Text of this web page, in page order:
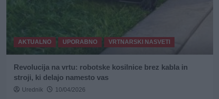
AKTUALNO UPORABNO VRTNARSKI NASVETI
Revolucija na vrtu: robotske kosilnice brez kabla in
stroji, ki delajo namesto vas
Urednik 10/04/2026